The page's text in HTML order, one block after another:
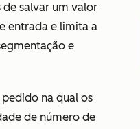
salvar um valor
entrada e limita a
e
pedido na qual os
de número de